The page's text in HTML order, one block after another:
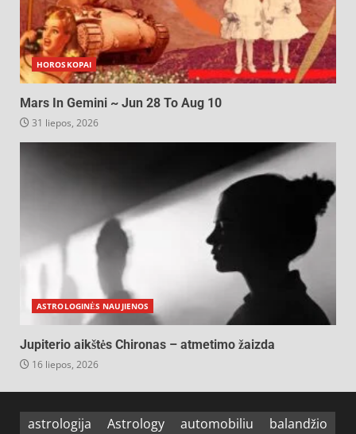
HOROSKOPAI
Mars In Gemini ~ Jun 28 To Aug 10
31 liepos, 2026
ASTROLOGINĖS NAUJIENOS
Jupiterio aikštės Chironas – atmetimo žaizda
16 liepos, 2026
astrologija Astrology automobiliu
balandžio